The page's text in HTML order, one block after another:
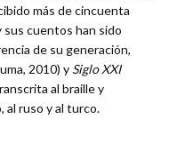
más de cincuenta
sus cuentos han sido
de su generación,
2010) y Siglo XXI
al braille y
al ruso y al turco.